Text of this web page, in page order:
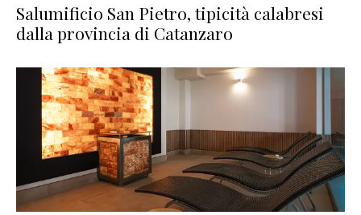
Salumificio San Pietro, tipicità calabresi
dalla provincia di Catanzaro